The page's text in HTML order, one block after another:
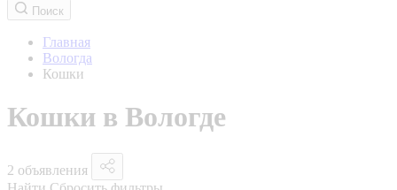
Поиск
Главная
Вологда
Кошки
Кошки в Вологде
2 объявления